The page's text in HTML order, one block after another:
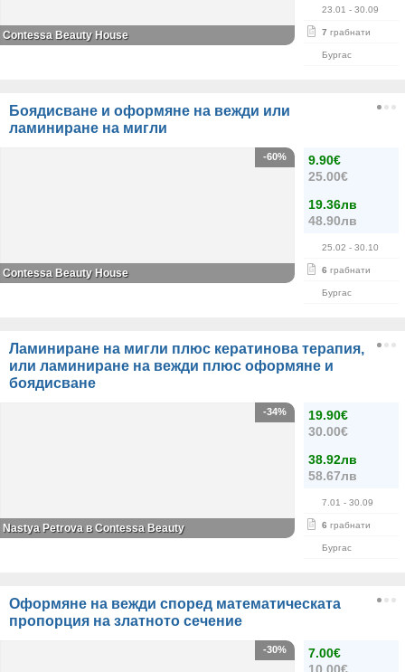
23.01 - 30.09
7 грабнати
Бургас
Contessa Beauty House
Боядисване и оформяне на вежди или
ламиниране на мигли
9.90€
25.00€
19.36лв
48.90лв
25.02 - 30.10
6 грабнати
Бургас
-60%
Contessa Beauty House
Ламиниране на мигли плюс кератинова терапия,
или ламиниране на вежди плюс оформяне и
боядисване
19.90€
30.00€
38.92лв
58.67лв
7.01 - 30.09
6 грабнати
Бургас
-34%
Nastya Petrova в Contessa Beauty
Оформяне на вежди според математическата
пропорция на златното сечение
7.00€
-30%